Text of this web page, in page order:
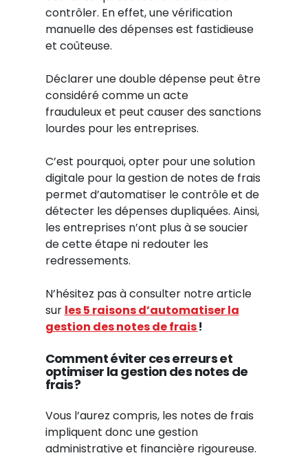
contrôler. En effet, une vérification
manuelle des dépenses est fastidieuse
et coûteuse.
Déclarer une double dépense peut être
considéré comme un acte
frauduleux et peut causer des sanctions
lourdes pour les entreprises.
C’est pourquoi, opter pour une solution
digitale pour la gestion de notes de frais
permet d’automatiser le contrôle et de
détecter les dépenses dupliquées. Ainsi,
les entreprises n’ont plus à se soucier
de cette étape ni redouter les
redressements.
N’hésitez pas à consulter notre article
sur les 5 raisons d’automatiser la
gestion des notes de frais!
Comment éviter ces erreurs et
optimiser la gestion des notes de
frais?
Vous l’aurez compris, les notes de frais
impliquent donc une gestion
administrative et financière rigoureuse.